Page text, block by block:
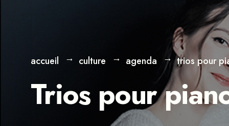
accueil culture agenda trios pour
Trios pour